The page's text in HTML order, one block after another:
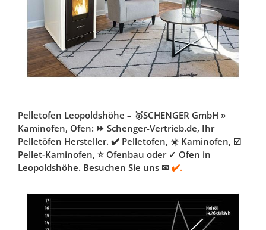
Pelletofen Leopoldshöhe – 🥇SCHENGER GmbH »
Kaminofen, Ofen: ⏩ Schenger-Vertrieb.de, Ihr
Pelletöfen Hersteller. ✔️ Pelletofen, ☀️ Kaminofen, ☑️
Pellet-Kaminofen, ⭐ Ofenbau oder ✓ Ofen in
Leopoldshöhe. Besuchen Sie uns ✉ ✔️.